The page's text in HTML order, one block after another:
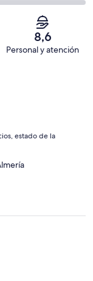
8,6
Personal y atención
estado de la